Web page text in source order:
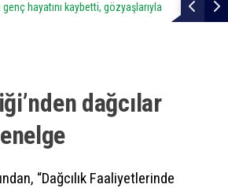
hayatını kaybetti, gözyaşlarıyla Uludağ’da
dağcılar
“Dağcılık Faaliyetlerinde